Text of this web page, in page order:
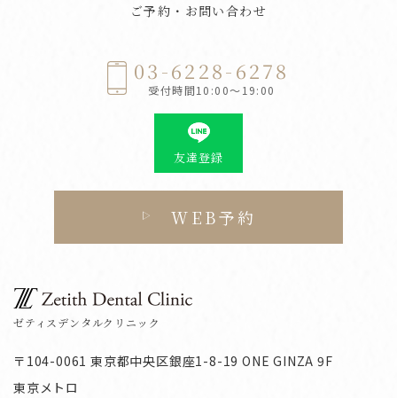
ご予約・お問い合わせ
03-6228-6278
受付時間10:00～19:00
友達登録
WEB予約
ゼティスデンタルクリニック
〒104-0061 東京都中央区銀座1-8-19 ONE GINZA 9F
東京メトロ